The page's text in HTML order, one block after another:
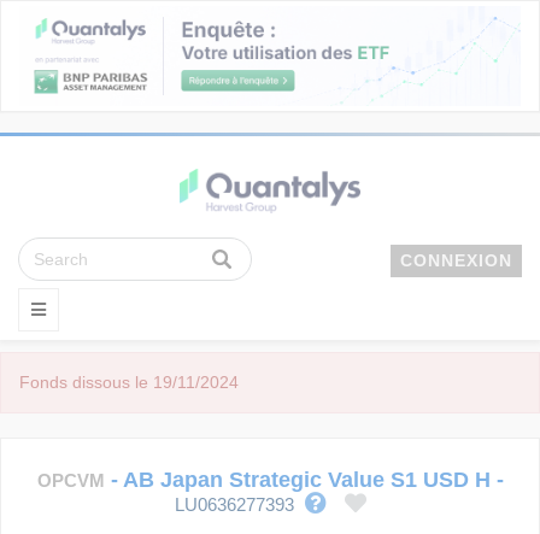
CONNEXION
Fonds dissous le 19/11/2024
OPCVM - AB Japan Strategic Value S1 USD H -
LU0636277393